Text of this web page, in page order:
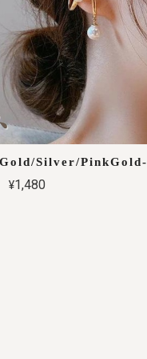
Silver/PinkGold-
¥1,480